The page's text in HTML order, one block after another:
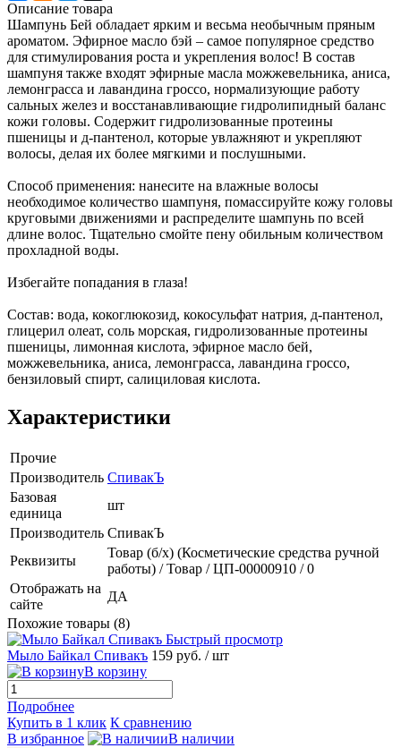
Описание товара
Шампунь Бей обладает ярким и весьма необычным пряным
ароматом. Эфирное масло бэй – самое популярное средство
для стимулирования роста и укрепления волос! В состав
шампуня также входят эфирные масла можжевельника, аниса,
лемонграсса и лавандина гроссо, нормализующие работу
сальных желез и восстанавливающие гидролипидный баланс
кожи головы. Содержит гидролизованные протеины
пшеницы и д-пантенол, которые увлажняют и укрепляют
волосы, делая их более мягкими и послушными.
Способ применения: нанесите на влажные волосы
необходимое количество шампуня, помассируйте кожу головы
круговыми движениями и распределите шампунь по всей
длине волос. Тщательно смойте пену обильным количеством
прохладной воды.
Избегайте попадания в глаза!
Состав: вода, кокоглюкозид, кокосульфат натрия, д-пантенол,
глицерил олеат, соль морская, гидролизованные протеины
пшеницы, лимонная кислота, эфирное масло бей,
можжевельника, аниса, лемонграсса, лавандина гроссо,
бензиловый спирт, салициловая кислота.
Характеристики
Прочие
Производитель СпивакЪ
Базовая
единица
шт
Производитель СпивакЪ
Реквизиты
Товар (б/х) (Косметические средства ручной
работы) / Товар / ЦП-00000910 / 0
Отображать на
сайте
ДА
Похожие товары (8)
Быстрый просмотр
Мыло Байкал Спивакъ 159 руб. / шт
В корзину
Подробнее
Купить в 1 клик К сравнению
В избранное
В наличии